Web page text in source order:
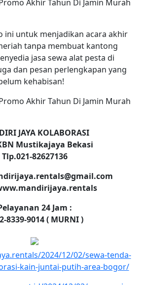
ini untuk menjadikan acara akhir
tanpa membuat kantong
jasa sewa alat pesta di
dan pesan perlengkapan yang
kehabisan!
JAYA KOLABORASI
Mustikajaya Bekasi
Tlp.021-82627136
24 Jam :
8339-9014 ( MURNI )
2024/12/02/sewa-tenda-
kain-juntai-putih-area-bogor/